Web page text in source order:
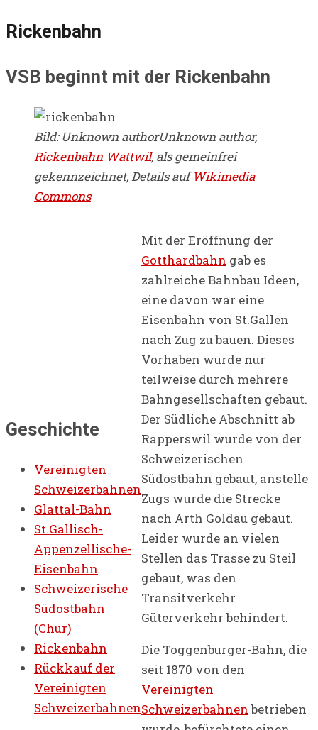
Rickenbahn
VSB beginnt mit der Rickenbahn
Bild: Unknown authorUnknown author,
Rickenbahn Wattwil, als gemeinfrei
gekennzeichnet, Details aufWikimedia
Commons
Geschichte
Vereinigten
Schweizerbahnen
Glattal-Bahn
St.Gallisch-
Appenzellische-
Eisenbahn
Schweizerische
Südostbahn
(Chur)
Rickenbahn
Rückkauf der
Vereinigten
Schweizerbahnen
Mit der Eröffnung der
Gotthardbahn gab es
zahlreiche Bahnbau Ideen,
eine davon war eine
Eisenbahn von St.Gallen
nach Zug zu bauen. Dieses
Vorhaben wurde nur
teilweise durch mehrere
Bahngesellschaften gebaut.
Der Südliche Abschnitt ab
Rapperswil wurde von der
Schweizerischen
Südostbahn gebaut, anstelle
Zugs wurde die Strecke
nach Arth Goldau gebaut.
Leider wurde an vielen
Stellen das Trasse zu Steil
gebaut, was den
Transitverkehr
Güterverkehr behindert.
Die Toggenburger-Bahn, die
seit 1870 von den
Vereinigten
Schweizerbahnenbetrieben